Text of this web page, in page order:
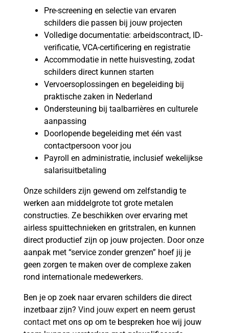
Pre-screening en selectie van ervaren
schilders die passen bij jouw projecten
Volledige documentatie: arbeidscontract, ID-
verificatie, VCA-certificering en registratie
Accommodatie in nette huisvesting, zodat
schilders direct kunnen starten
Vervoersoplossingen en begeleiding bij
praktische zaken in Nederland
Ondersteuning bij taalbarrières en culturele
aanpassing
Doorlopende begeleiding met één vast
contactpersoon voor jou
Payroll en administratie, inclusief wekelijkse
salarisuitbetaling
Onze schilders zijn gewend om zelfstandig te
werken aan middelgrote tot grote metalen
constructies. Ze beschikken over ervaring met
airless spuittechnieken en gritstralen, en kunnen
direct productief zijn op jouw projecten. Door onze
aanpak met “service zonder grenzen” hoef jij je
geen zorgen te maken over de complexe zaken
rond internationale medewerkers.
Ben je op zoek naar ervaren schilders die direct
inzetbaar zijn? Vind jouw expert en neem gerust
contact met ons op om te bespreken hoe wij jouw